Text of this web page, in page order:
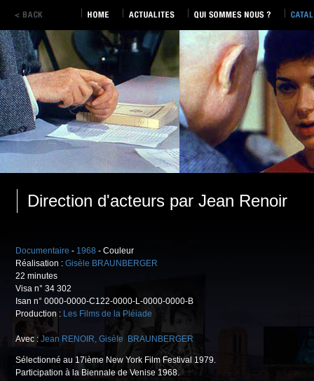
Direction d'acteurs par Jean Renoir
Documentaire - 1968 - Couleur
Réalisation : Gisèle BRAUNBERGER
22 minutes
Visa n° 34 302
Isan n° 0000-0000-C122-0000-L-0000-0000-B
Production : Les Films de la Pléiade
Avec : Jean RENOIR, Gisèle BRAUNBERGER
Sélectionné au 17ième New York Film Festival 1979.
Participation à la Biennale de Venise 1968.